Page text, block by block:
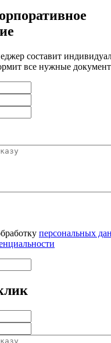
составит
все нужные
персональных